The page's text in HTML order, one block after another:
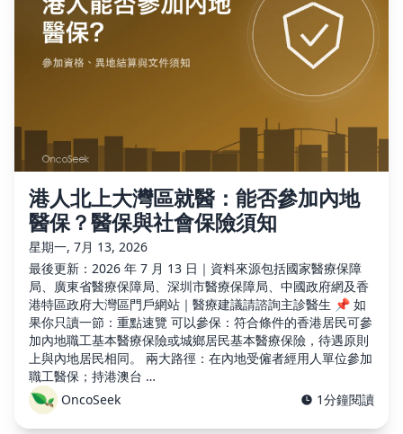
港人北上大灣區就醫：能否參加內地
醫保？醫保與社會保險須知
星期一, 7月 13, 2026
最後更新：2026 年 7 月 13 日｜資料來源包括國家醫療保障
局、廣東省醫療保障局、深圳市醫療保障局、中國政府網及香
港特區政府大灣區門戶網站｜醫療建議請諮詢主診醫生 📌 如
果你只讀一節：重點速覽 可以參保：符合條件的香港居民可參
加內地職工基本醫療保險或城鄉居民基本醫療保險，待遇原則
上與內地居民相同。 兩大路徑：在內地受僱者經用人單位參加
職工醫保；持港澳台 …
OncoSeek
1分鐘閱讀